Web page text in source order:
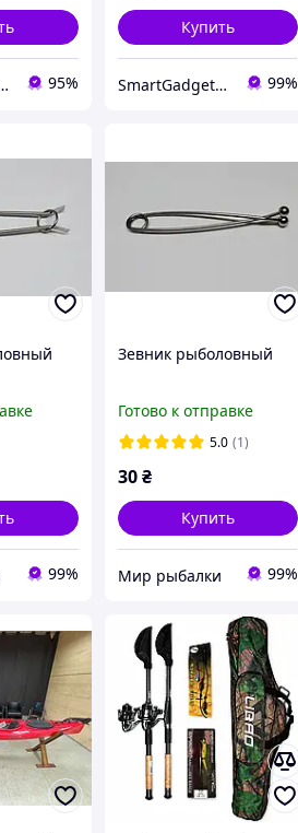
"VINT" 95%
Купить
SmartGadgetUA 99%
99%
Зевник рыболовный
Готово к отправке
5.0 (1)
30 ₴
Купить
Мир рыбалки 99%